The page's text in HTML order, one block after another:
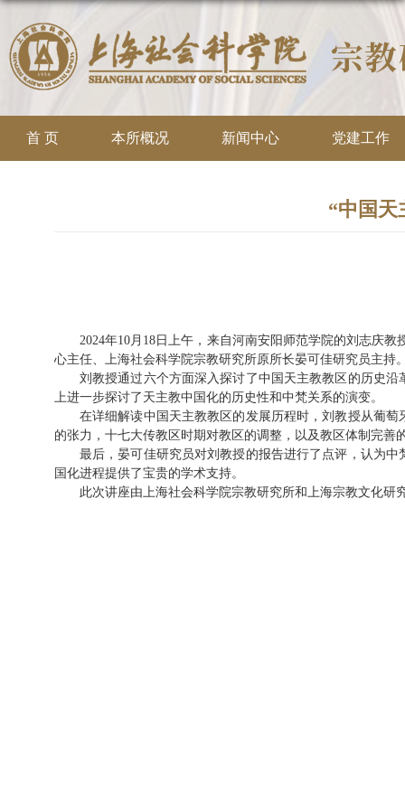
首 页 本所概况 新闻中心 党建工作
“中国天
2024年10 月 18日上午，来自河南安阳师范学院的刘志庆教
心主任、上海社会科学院宗教研究所原所长晏可佳研究员主持
刘教授通过六个方面深入探讨了中国天主教教区的历史
上进一步探讨了天主教中国化的历史性和中梵关系的演变。
在详细解读中国天主教教区的发展历程时，刘教授从葡
的张力，十七大传教区时期对教区的调整，以及教区体制完
最后，晏可佳研究员对刘教授的报告进行了点评，认为
国化进程提供了宝贵的学术支持。
此次讲座由上海社会科学院宗教研究所和上海宗教文化研